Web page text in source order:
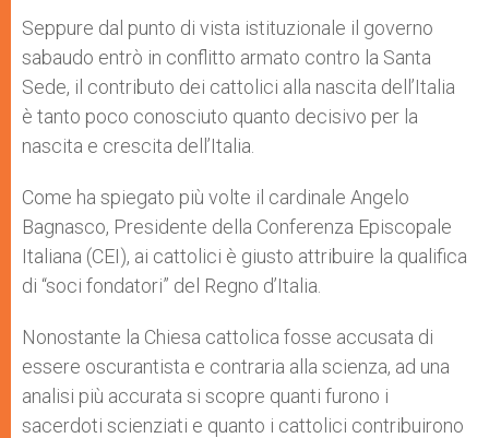
Seppure dal punto di vista istituzionale il governo
sabaudo entrò in conflitto armato contro la Santa
Sede, il contributo dei cattolici alla nascita dell’Italia
è tanto poco conosciuto quanto decisivo per la
nascita e crescita dell’Italia.
Come ha spiegato più volte il cardinale Angelo
Bagnasco, Presidente della Conferenza Episcopale
Italiana (CEI), ai cattolici è giusto attribuire la qualifica
di “soci fondatori” del Regno d’Italia.
Nonostante la Chiesa cattolica fosse accusata di
essere oscurantista e contraria alla scienza, ad una
analisi più accurata si scopre quanti furono i
sacerdoti scienziati e quanto i cattolici contribuirono